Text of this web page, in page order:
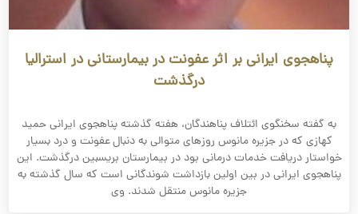
پناهجوی ایرانی بر اثر عفونت در بیمارستانی در استرالیا
درگذشت
به گفته سخنگوی ائتلاف پناهندگان، هفته گذشته پناهجوی ایرانی حمید
کهازی که در جزیره مانوس روزهای متوالی به دنبال عفونت و درد بسیار
خواستار دریافت خدمات درمانی بود در بیمارستان بریسبین درگذشت. این
پناهجوی ایرانی در بین اولین بازداشت شوندگانی است که سال گذشته به
جزیره مانوس منتقل شدند. وی